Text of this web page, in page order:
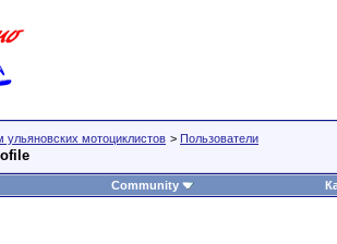
мотоциклистов > Пользователи
Community